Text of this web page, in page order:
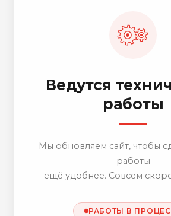
Ведутся
работы
Мы обновляем сайт, чтобы
работы
ещё удобнее. Совсем
РАБОТЫ В